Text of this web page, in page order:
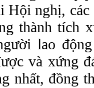
Hội nghị, các
thành tích
lao
và xứng
nhất, đồng